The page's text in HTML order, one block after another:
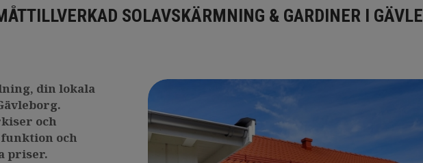
SOLAVSKÄRMNING & GARDINER I GÄVLE
din lokala
och
och
priser.